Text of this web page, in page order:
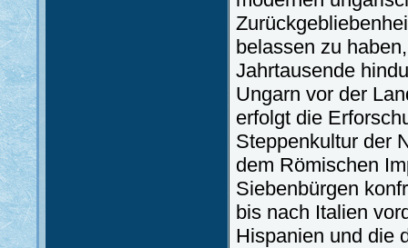
belassen zu
Jahrtausende
Ungarn vor der
erfolgt die
Steppenkultur der
dem Römischen
Siebenbürgen
bis nach Italien
Hispanien und die